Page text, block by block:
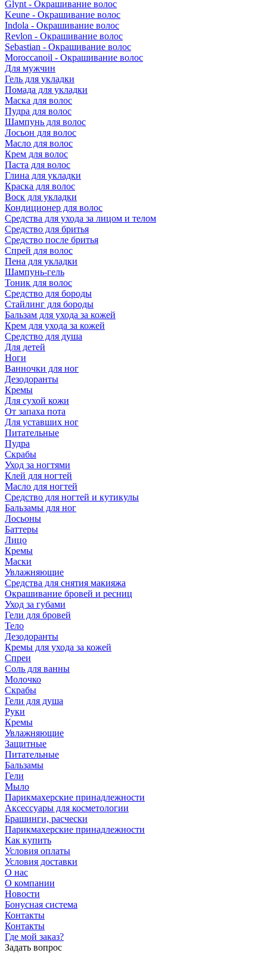
Glynt - Окрашивание волос
Keune - Окрашивание волос
Indola - Окрашивание волос
Revlon - Окрашивание волос
Sebastian - Окрашивание волос
Moroccanoil - Окрашивание волос
Для мужчин
Гель для укладки
Помада для укладки
Маска для волос
Пудра для волос
Шампунь для волос
Лосьон для волос
Масло для волос
Крем для волос
Паста для волос
Глина для укладки
Краска для волос
Воск для укладки
Кондиционер для волос
Средства для ухода за лицом и телом
Средство для бритья
Средство после бритья
Спрей для волос
Пена для укладки
Шампунь-гель
Тоник для волос
Средство для бороды
Стайлинг для бороды
Бальзам для ухода за кожей
Крем для ухода за кожей
Средство для душа
Для детей
Ноги
Ванночки для ног
Дезодоранты
Кремы
Для сухой кожи
От запаха пота
Для уставших ног
Питательные
Пудра
Скрабы
Уход за ногтями
Клей для ногтей
Масло для ногтей
Средство для ногтей и кутикулы
Бальзамы для ног
Лосьоны
Баттеры
Лицо
Кремы
Маски
Увлажняющие
Средства для снятия макияжа
Окрашивание бровей и ресниц
Уход за губами
Гели для бровей
Тело
Дезодоранты
Кремы для ухода за кожей
Спреи
Соль для ванны
Молочко
Скрабы
Гели для душа
Руки
Кремы
Увлажняющие
Защитные
Питательные
Бальзамы
Гели
Мыло
Парикмахерские принадлежности
Аксессуары для косметологии
Брашинги, расчески
Парикмахерские принадлежности
Как купить
Условия оплаты
Условия доставки
О нас
О компании
Новости
Бонусная система
Контакты
Контакты
Где мой заказ?
Задать вопрос